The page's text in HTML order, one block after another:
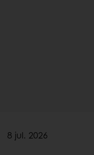
8 jul. 2026